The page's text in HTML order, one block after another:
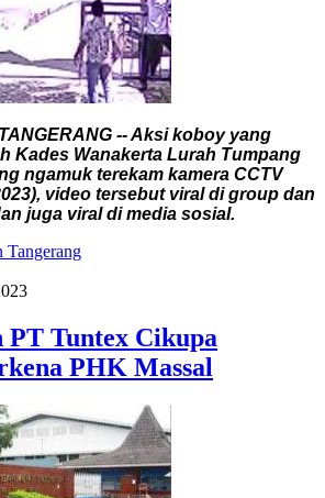
-- Aksi koboy yang
Kades Wanakerta Lurah Tumpang
ngamuk terekam kamera CCTV
video tersebut viral di group dan
juga viral di media sosial.
Tangerang
Tuntex Cikupa
PHK Massal